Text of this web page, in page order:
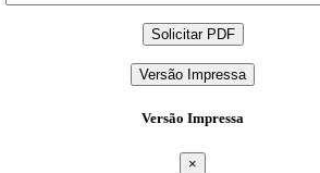
Versão Impressa
Versão Impressa
×